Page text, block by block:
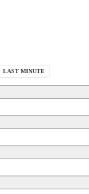
LAST MINUTE